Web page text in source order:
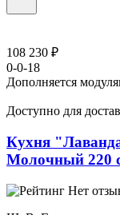
108 230 ₽
0-0-18
Дополняется
Доступно для
Кухня
Молочный 220
Нет